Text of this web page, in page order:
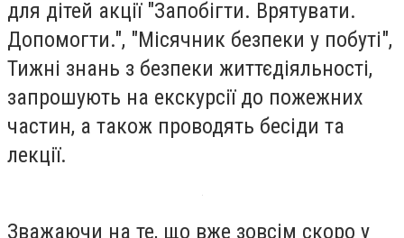
для дітей акції "Запобігти. Врятувати.
Допомогти.", "Місячник безпеки у побуті",
Тижні знань з безпеки життєдіяльності,
запрошують на екскурсії до пожежних
частин, а також проводять бесіди та
лекції.
Зважаючи на те, що вже зовсім скоро у